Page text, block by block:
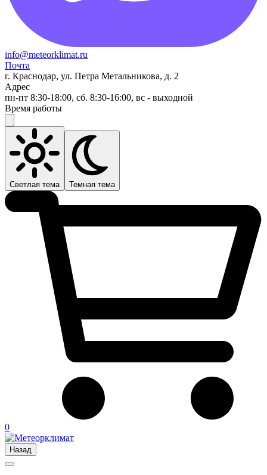
info@meteorklimat.ru
Почта
г. Краснодар, ул. Петра Метальникова, д. 2
Адрес
пн-пт 8:30-18:00, сб. 8:30-16:00, вс - выходной
Время работы
Светлая тема Темная тема
0
Назад